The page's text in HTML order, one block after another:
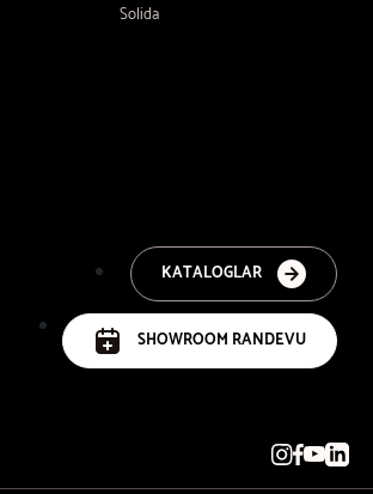
Solida
KATALOGLAR
SHOWROOM RANDEVU